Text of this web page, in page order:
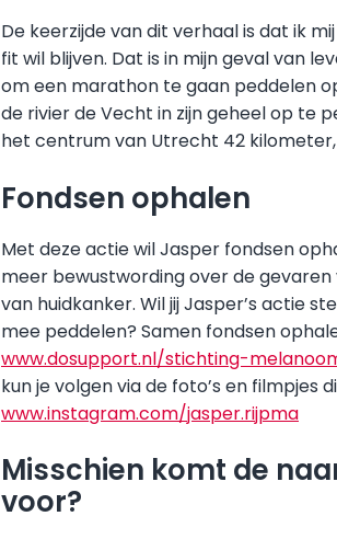
De keerzijde van dit verhaal is dat ik
fit wil blijven. Dat is in mijn geval van
om een marathon te gaan peddelen
de rivier de Vecht in zijn geheel op te
het centrum van Utrecht 42
Fondsen ophalen
Met deze actie wil Jasper fondsen
meer bewustwording over de
van huidkanker. Wil jij Jasper’s actie
mee peddelen? Samen fondsen
www.dosupport.nl/stichting-
kun je volgen via de foto’s en filmpjes
www.instagram.com/jasper.rijpma
Misschien komt de
voor?